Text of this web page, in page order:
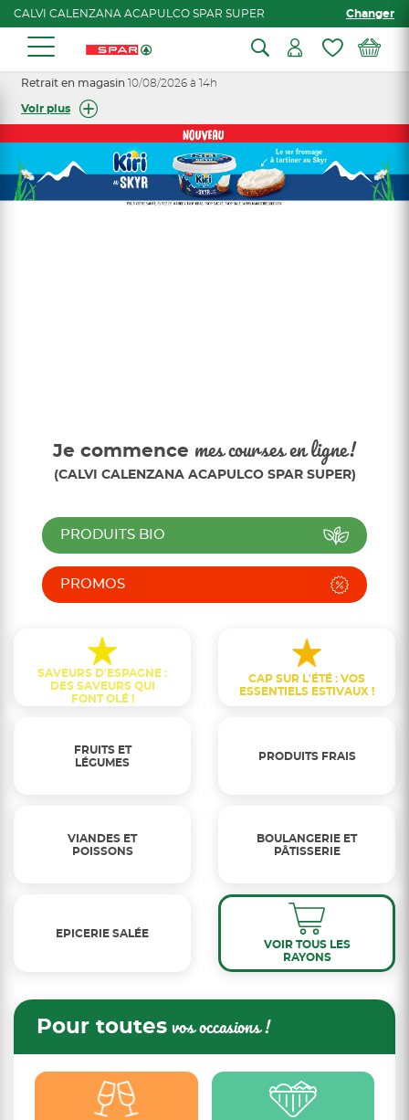
CALVI CALENZANA ACAPULCO SPAR SUPER Changer
Retrait en magasin 10/08/2026 à 14h
Voir plus
Je commence mes courses en ligne!
(CALVI CALENZANA ACAPULCO SPAR SUPER)
PRODUITS BIO
PROMOS
SAVEURS D'ESPAGNE :
DES SAVEURS QUI
FONT OLÉ !
CAP SUR L'ÉTÉ : VOS
ESSENTIELS ESTIVAUX !
FRUITS ET
LÉGUMES
PRODUITS FRAIS
VIANDES ET
POISSONS
BOULANGERIE ET
PÂTISSERIE
EPICERIE SALÉE
VOIR TOUS LES
RAYONS
Pour toutes vos occasions !